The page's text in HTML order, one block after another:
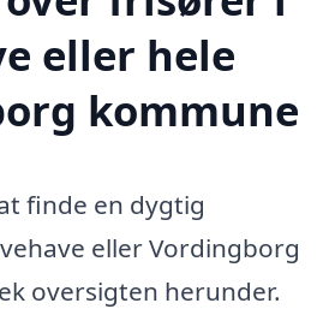
eller hele
kommune
finde en dygtig
eller Vordingborg
oversigten herunder.